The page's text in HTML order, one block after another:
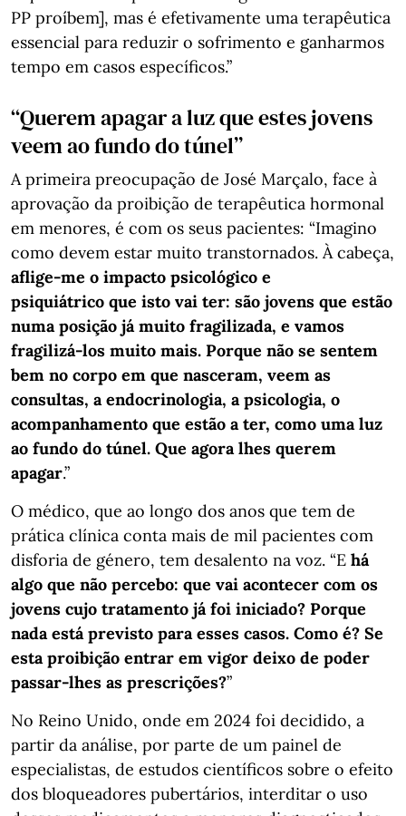
PP proíbem], mas é efetivamente uma terapêutica
essencial para reduzir o sofrimento e ganharmos
tempo em casos específicos.”
“Querem apagar a luz que estes jovens
veem ao fundo do túnel”
A primeira preocupação de José Marçalo, face à
aprovação da proibição de terapêutica hormonal
em menores, é com os seus pacientes: “Imagino
como devem estar muito transtornados. À cabeça,
aflige-me o impacto psicológico e
psiquiátrico que isto vai ter: são jovens que estão
numa posição já muito fragilizada, e vamos
fragilizá-los muito mais. Porque não se sentem
bem no corpo em que nasceram, veem as
consultas, a endocrinologia, a psicologia, o
acompanhamento que estão a ter, como uma luz
ao fundo do túnel. Que agora lhes querem
apagar.”
O médico, que ao longo dos anos que tem de
prática clínica conta mais de mil pacientes com
disforia de género, tem desalento na voz. “E há
algo que não percebo: que vai acontecer com os
jovens cujo tratamento já foi iniciado? Porque
nada está previsto para esses casos. Como é? Se
esta proibição entrar em vigor deixo de poder
passar-lhes as prescrições?”
No Reino Unido, onde em 2024 foi decidido, a
partir da análise, por parte de um painel de
especialistas, de estudos científicos sobre o efeito
dos bloqueadores pubertários, interditar o uso